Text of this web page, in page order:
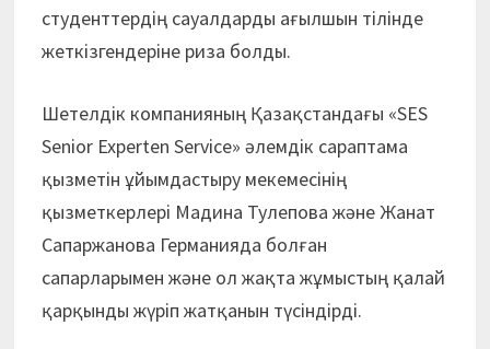
студенттердің сауалдарды ағылшын тілінде
жеткізгендеріне риза болды.
Шетелдік компанияның Қазақстандағы «SES
Senior Experten Service» әлемдік сараптама
қызметін ұйымдастыру мекемесінің
қызметкерлері Мадина Тулепова және Жанат
Сапаржанова Германияда болған
сапарларымен және ол жақта жұмыстың қалай
қар­қынды жүріп жатқанын түсіндірді.